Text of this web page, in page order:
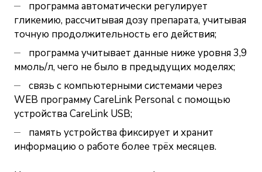
программа автоматически регулирует
гликемию, рассчитывая дозу препарата, учитывая
точную продолжительность его действия;
программа учитывает данные ниже уровня 3,9
ммоль/л, чего не было в предыдущих моделях;
связь с компьютерными системами через
WEB программу CareLink Personal с помощью
устройства CareLink USB;
память устройства фиксирует и хранит
информацию о работе более трёх месяцев.